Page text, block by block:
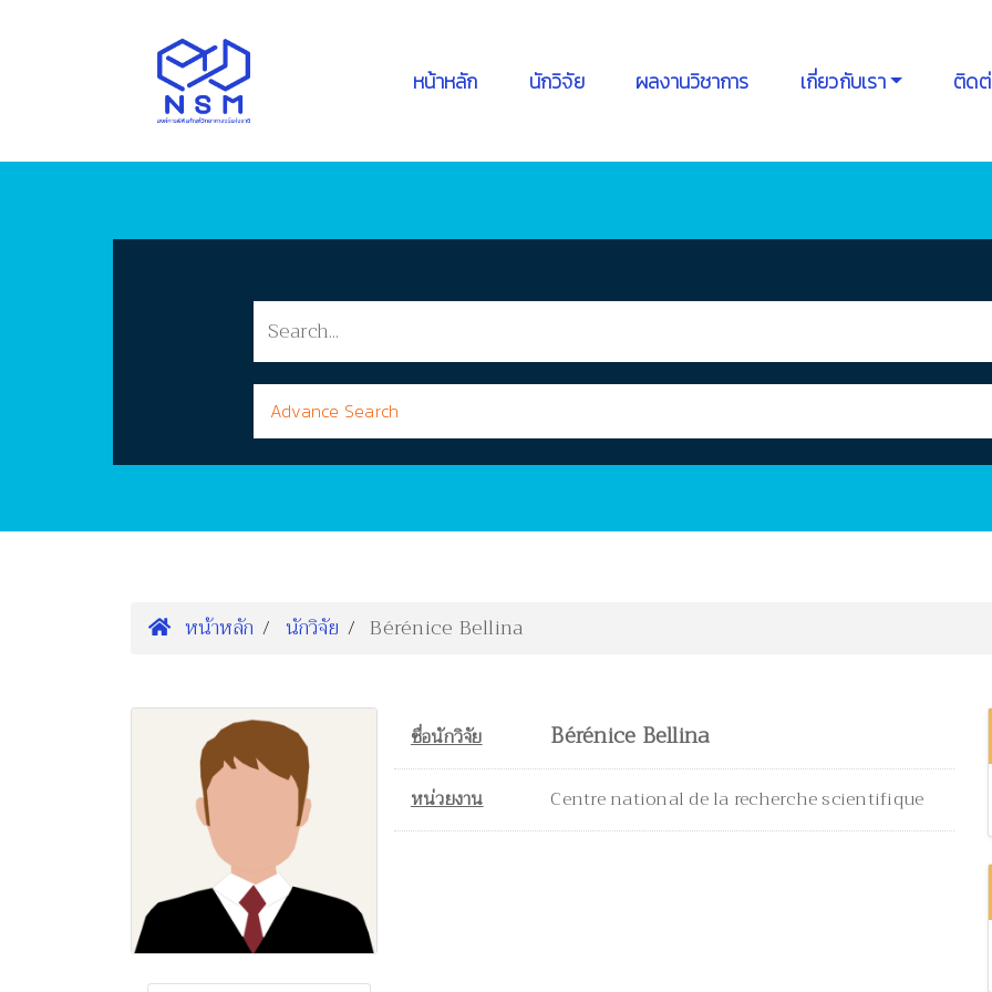
หน้าหลัก นักวิจัย ผลงานวิชาการ เกี่ยวกับเรา ติดต่
Advance Search
หน้าหลัก นักวิจัย Bérénice Bellina
ชื่อนักวิจัย Bérénice Bellina
หน่วยงาน Centre national de la recherche scientifique